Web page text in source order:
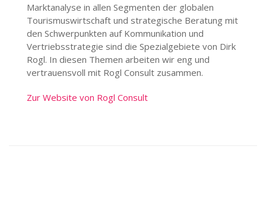
Marktanalyse in allen Segmenten der globalen
Tourismuswirtschaft und strategische Beratung mit
den Schwerpunkten auf Kommunikation und
Vertriebsstrategie sind die Spezialgebiete von Dirk
Rogl. In diesen Themen arbeiten wir eng und
vertrauensvoll mit Rogl Consult zusammen.
Zur Website von Rogl Consult